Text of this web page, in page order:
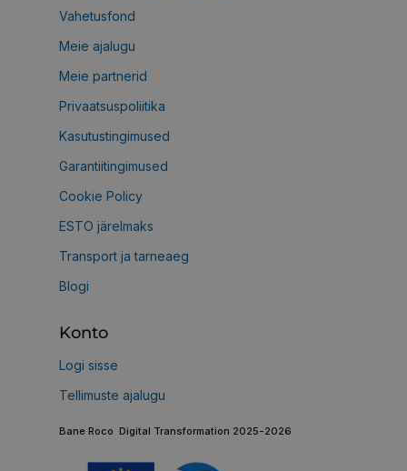
Vahetusfond
Meie ajalugu
Meie partnerid
Privaatsuspoliitika
Kasutustingimused
Garantiitingimused
Cookie Policy
ESTO järelmaks
Transport ja tarneaeg
Blogi
Konto
Logi sisse
Tellimuste ajalugu
Bane Roco Digital Transformation 2025-2026